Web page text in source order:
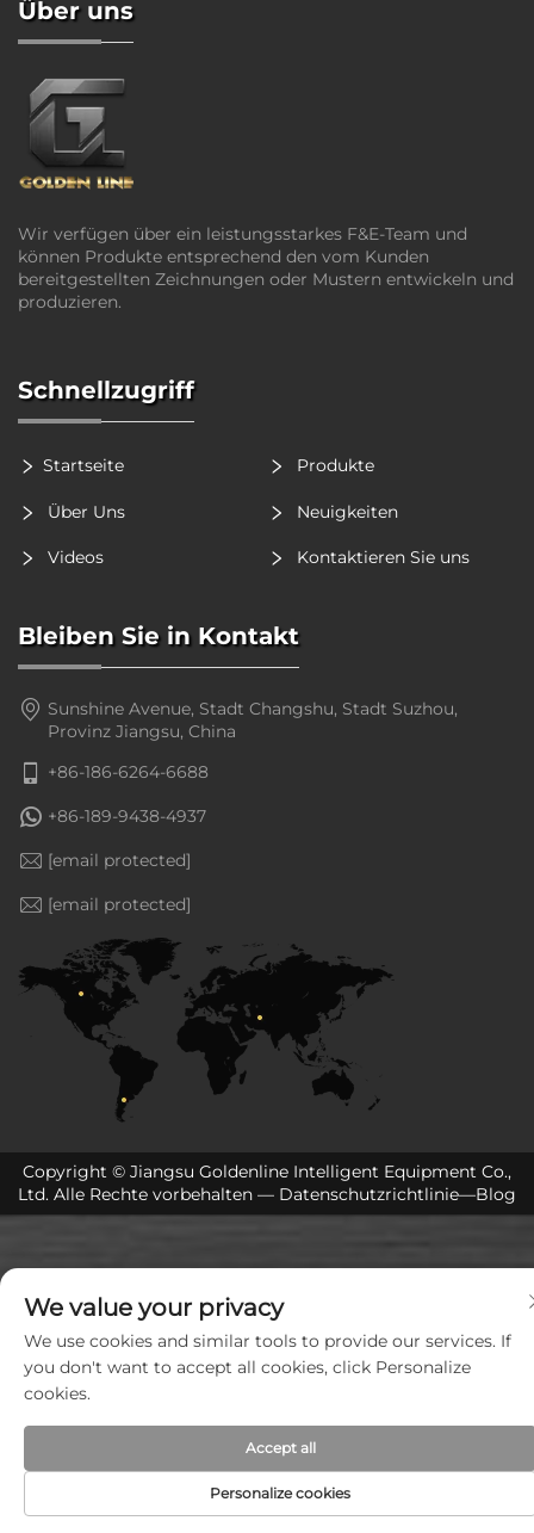
Über uns
Wir verfügen über ein leistungsstarkes F&E-Team und
können Produkte entsprechend den vom Kunden
bereitgestellten Zeichnungen oder Mustern entwickeln und
produzieren.
Schnellzugriff
Startseite Produkte
Über Uns Neuigkeiten
Videos Kontaktieren Sie uns
Bleiben Sie in Kontakt
Sunshine Avenue, Stadt Changshu, Stadt Suzhou,
Provinz Jiangsu, China
+86-186-6264-6688
+86-189-9438-4937
[email protected]
[email protected]
Copyright © Jiangsu Goldenline Intelligent Equipment Co.,
Ltd. Alle Rechte vorbehalten — Datenschutzrichtlinie—Blog
We value your privacy
We use cookies and similar tools to provide our services. If
you don't want to accept all cookies, click Personalize
cookies.
Personalize cookies
Accept all